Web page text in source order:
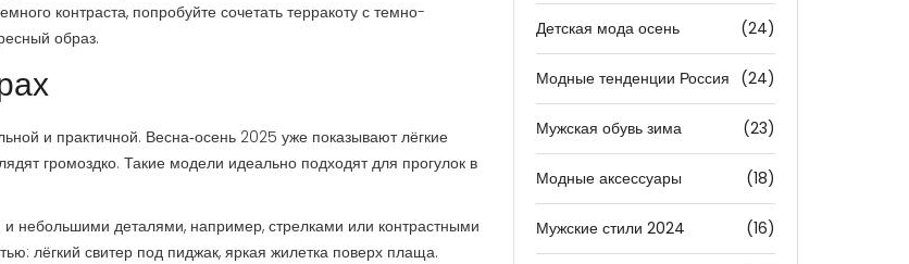
контраста, попробуйте сочетать терракоту с темно-
образ.
и практичной. Весна‑осень 2025 уже показывают лёгкие
громоздко. Такие модели идеально подходят для прогулок в
небольшими деталями, например, стрелками или контрастными
лёгкий свитер под пиджак, яркая жилетка поверх плаща.
Детская мода осень (24)
Модные тенденции Россия (24)
Мужская обувь зима (23)
Модные аксессуары (18)
Мужские стили 2024 (16)